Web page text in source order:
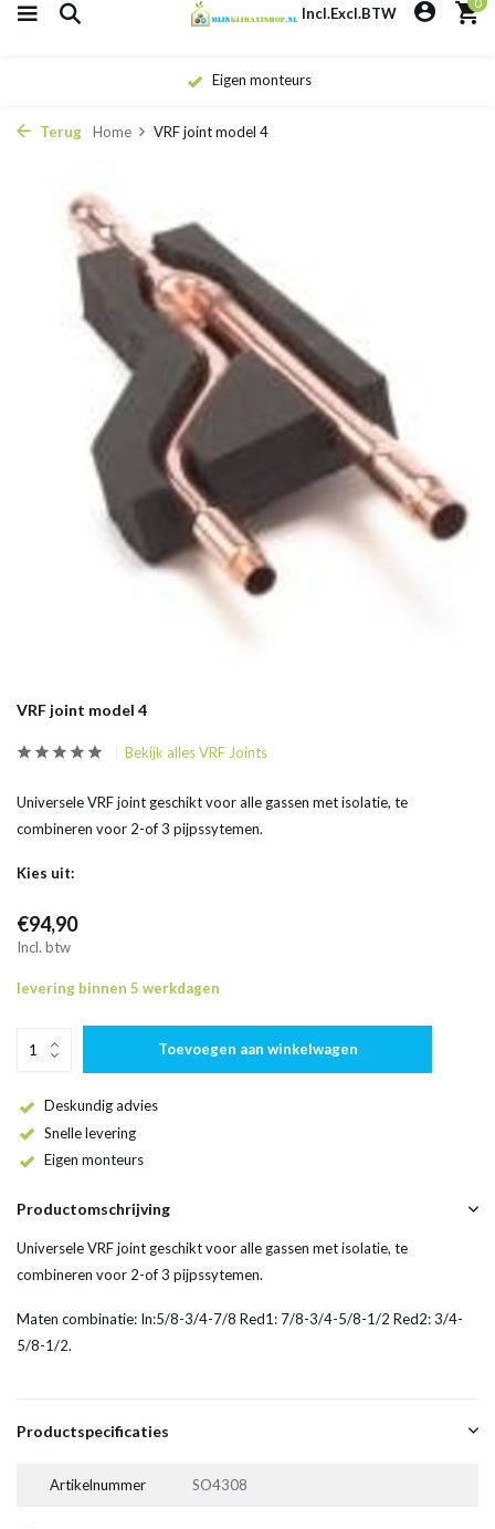
Incl.Excl.BTW
Eigen monteurs
Terug Home VRF joint model 4
VRF joint model 4
Bekijk alles VRF Joints
Universele VRF joint geschikt voor alle gassen met isolatie, te
combineren voor 2-of 3 pijpssytemen.
Kies uit:
€94,90
Incl. btw
levering binnen 5 werkdagen
Toevoegen aan winkelwagen
Deskundig advies
Snelle levering
Eigen monteurs
Productomschrijving
Universele VRF joint geschikt voor alle gassen met isolatie, te
combineren voor 2-of 3 pijpssytemen.
Maten combinatie: In:5/8-3/4-7/8 Red1: 7/8-3/4-5/8-1/2 Red2: 3/4-
5/8-1/2.
Productspecificaties
Artikelnummer SO4308